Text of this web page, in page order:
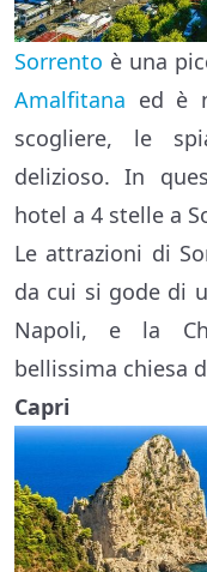
Sorrento è una
Amalfitana ed è
scogliere, le
delizioso. In
hotel a 4 stelle a
Le attrazioni di
da cui si gode di
Napoli, e la
bellissima chiesa
Capri